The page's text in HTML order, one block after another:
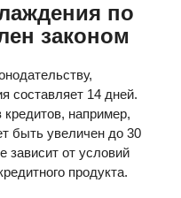
по
законом
составляет 14 дней.
например,
быть увеличен до 30
зависит от условий
продукта.